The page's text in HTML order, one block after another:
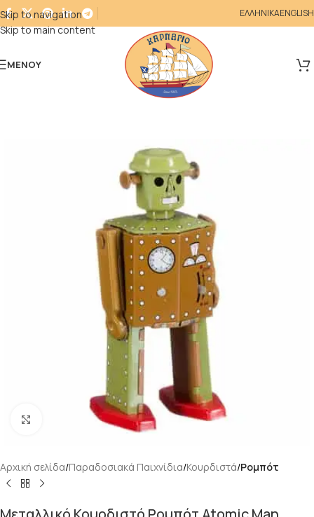
Skip to navigation
Skip to main content
ΕΛΛΗΝΙΚΑENGLISH
ΜΕΝΟΎ
Κάντε κλικ για μεγέθυνση
Αρχική σελίδα Παραδοσιακά Παιχνίδια Κουρδιστά Ρομπότ